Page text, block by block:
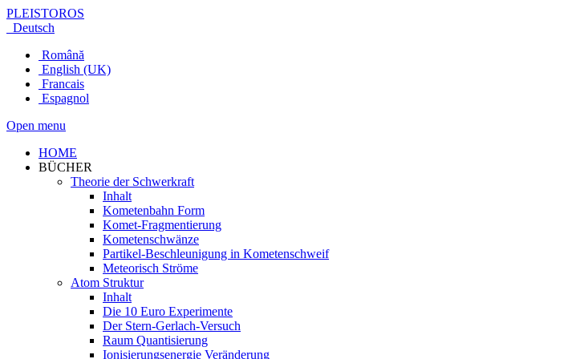
PLEISTOROS
Deutsch
Română
English (UK)
Francais
Espagnol
Open menu
HOME
BÜCHER
Theorie der Schwerkraft
Inhalt
Kometenbahn Form
Komet-Fragmentierung
Kometenschwänze
Partikel-Beschleunigung in Kometenschweif
Meteorisch Ströme
Atom Struktur
Inhalt
Die 10 Euro Experimente
Der Stern-Gerlach-Versuch
Raum Quantisierung
Ionisierungsenergie Veränderung